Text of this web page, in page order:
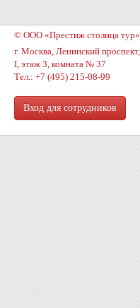
© ООО «Престиж столица
г. Москва, Ленинский
I, этаж 3, комната № 37
Тел.: +7 (495) 215-08-99
Вход для сотрудников